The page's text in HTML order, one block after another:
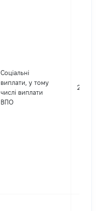
Соціальні
виплати, у тому
числі виплати
ВПО
2000